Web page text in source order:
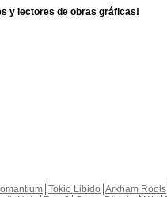
y lectores de obras gráficas!
Tokio Libido Arkham Roots